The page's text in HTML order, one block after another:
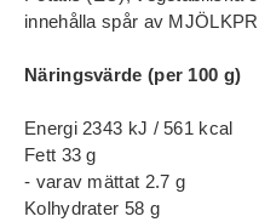
innehålla spår av
Näringsvärde (per 100 g)
Energi 2343 kJ / 561 kcal
Fett 33 g
- varav mättat 2.7 g
Kolhydrater 58 g